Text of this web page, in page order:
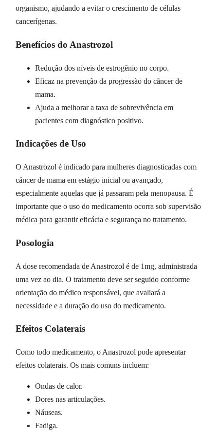
organismo, ajudando a evitar o crescimento de células
cancerígenas.
Benefícios do Anastrozol
Redução dos níveis de estrogênio no corpo.
Eficaz na prevenção da progressão do câncer de
mama.
Ajuda a melhorar a taxa de sobrevivência em
pacientes com diagnóstico positivo.
Indicações de Uso
O Anastrozol é indicado para mulheres diagnosticadas com
câncer de mama em estágio inicial ou avançado,
especialmente aquelas que já passaram pela menopausa. É
importante que o uso do medicamento ocorra sob supervisão
médica para garantir eficácia e segurança no tratamento.
Posologia
A dose recomendada de Anastrozol é de 1mg, administrada
uma vez ao dia. O tratamento deve ser seguido conforme
orientação do médico responsável, que avaliará a
necessidade e a duração do uso do medicamento.
Efeitos Colaterais
Como todo medicamento, o Anastrozol pode apresentar
efeitos colaterais. Os mais comuns incluem:
Ondas de calor.
Dores nas articulações.
Náuseas.
Fadiga.